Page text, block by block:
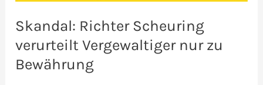
Skandal: Richter Scheuring
verurteilt Vergewaltiger nur zu
Bewährung